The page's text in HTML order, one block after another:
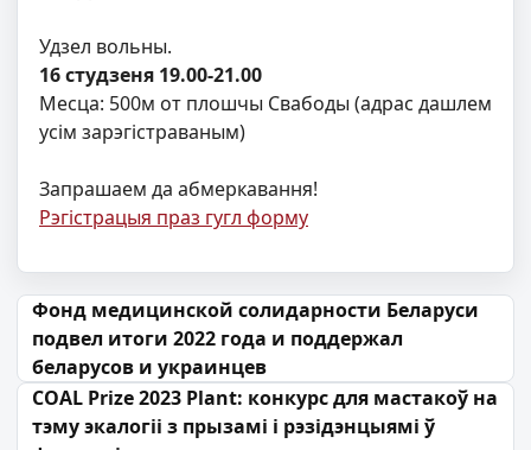
Удзел вольны.
16 студзеня 19.00-21.00
Месца: 500м от плошчы Свабоды (адрас дашлем
усім зарэгістраваным)
Запрашаем да абмеркавання!
Рэгістрацыя праз гугл форму
Навігацыя па запісах
Фонд медицинской солидарности Беларуси
подвел итоги 2022 года и поддержал
беларусов и украинцев
COAL Prize 2023 Plant: конкурс для мастакоў на
тэму экалогіі з прызамі і рэзідэнцыямі ў